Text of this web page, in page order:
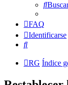
FAQ
Identificarse
Buscar
RG Índice